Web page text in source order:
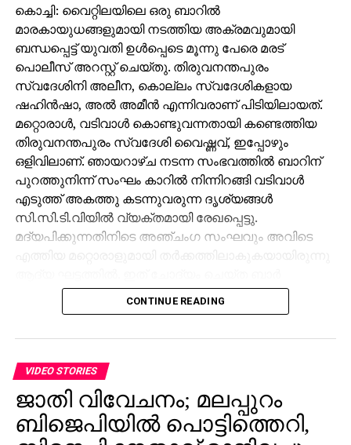
കൊച്ചി: വൈറ്റിലയിലെ ഒരു ബാറില്‍
മാരകായുധങ്ങളുമായി നടത്തിയ അക്രമവുമായി
ബന്ധപ്പെട്ട് യുവതി ഉള്‍പ്പെടെ മൂന്നു പേരെ മരട്
പൊലീസ് അറസ്റ്റ് ചെയ്തു. തിരുവനന്തപുരം
സ്വദേശിനി അലീന, കൊല്ലം സ്വദേശികളായ
ഷഹിന്‍ഷാ, അല്‍ അമീന്‍ എന്നിവരാണ് പിടിയിലായത്.
മറ്റൊരാള്‍, വടിവാള്‍ കൊണ്ടുവന്നതായി കണ്ടെത്തിയ
തിരുവനന്തപുരം സ്വദേശി വൈഷ്ണവ്, ഇപ്പോഴും
ഒളിവിലാണ്. ഞായറാഴ്ച നടന്ന സംഭവത്തില്‍ ബാറിന്
പുറത്തുനിന്ന് സംഘം കാറില്‍ നിന്നിറങ്ങി വടിവാള്‍
എടുത്ത് അകത്തു കടന്നുവരുന്ന ദൃശ്യങ്ങള്‍
സി.സി.ടി.വിയില്‍ വ്യക്തമായി രേഖപ്പെട്ടു.
മദ്യപിക്കുന്നതിനിടെ അഞ്ചംഗ സംഘവും അവിടെ
ജീവനക്കാരുമായി സംഘര്‍ഷം ശക്തമായി. പ്രതികളുടെ
സംഘം ആദ്യം ബാറില്‍ നിന്ന് പുറത്തുപോയെങ്കിലും,
ജീവനക്കാര്‍ക്ക് മര്‍ദനമേല്‍ക്കുകയും അക്രമം
ആവര്‍ത്തിച്ച് അഞ്ചുതവണ വരെ തിരിച്ചെത്തി
ആക്രമണം നടത്തിയതായും ബാര്‍ ഉടമ നല്‍കിയ
പരാതിയില്‍ പറയുന്നു. വിദ്യാഭ്യാസ
CONTINUE READING
VIDEO STORIES
ജാതി വിവേചനം; മലപ്പുറം
ബിജെപിയില്‍ പൊട്ടിത്തെറി,